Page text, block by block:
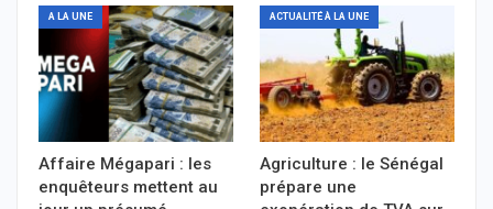
A LA UNE
Affaire Mégapari : les
enquêteurs mettent au
ACTUALITÉ À LA UNE
Agriculture : le Sénégal
prépare une